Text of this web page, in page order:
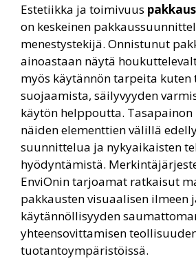
Estetiikka ja toimivuus
on keskeinen
menestystekijä. Onnistunut
ainoastaan näytä
myös käytännön tarpeita kuten
suojaamista, säilyvyyden
käytön helppoutta.
näiden elementtien välillä
suunnittelua ja nykyaikaisten
hyödyntämistä.
EnviOnin tarjoamat ratkaisut
pakkausten visuaalisen ilmeen
käytännöllisyyden
yhteensovittamisen
tuotantoympäristöissä.